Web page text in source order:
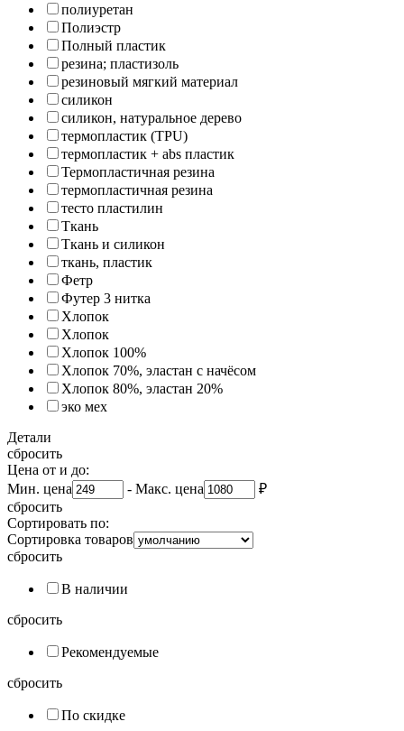
полиуретан
Полиэстр
Полный пластик
резина; пластизоль
резиновый мягкий материал
силикон
силикон, натуральное дерево
термопластик (TPU)
термопластик + abs пластик
Термопластичная резина
термопластичная резина
тесто пластилин
Ткань
Ткань и силикон
ткань, пластик
Фетр
Футер 3 нитка
Хлопок
Хлопок
Хлопок 100%
Хлопок 70%, эластан с начёсом
Хлопок 80%, эластан 20%
эко мех
Детали
сбросить
Цена от и до:
Мин. цена
- Макс. цена
₽
сбросить
Сортировать по:
Сортировка товаров
сбросить
В наличии
сбросить
Рекомендуемые
сбросить
По скидке